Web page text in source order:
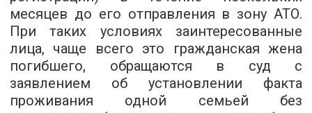
месяцев до его отправления в зону АТО.
При таких условиях заинтересованные
лица, чаще всего это гражданская жена
погибшего, обращаются в суд с
заявлением об установлении факта
проживания одной семьей без